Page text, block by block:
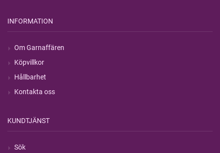
INFORMATION
Om Garnaffären
Köpvillkor
Hållbarhet
Kontakta oss
KUNDTJÄNST
Sök